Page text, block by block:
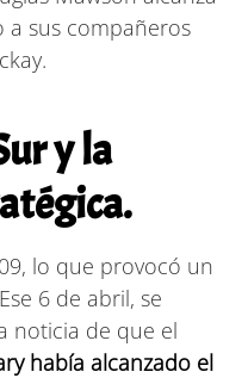
a sus compañeros
y la
lo que provocó un
6 de abril, se
noticia de que el
había alcanzado el